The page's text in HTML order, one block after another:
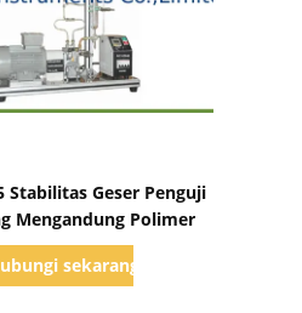
Stabilitas Geser Penguji
Mengandung Polimer
sekarang